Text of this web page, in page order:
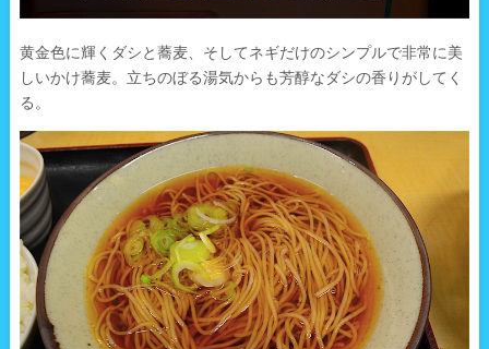
黄金色に輝くダシと蕎麦、そしてネギだけのシンプルで非常に美
しいかけ蕎麦。立ちのぼる湯気からも芳醇なダシの香りがしてく
る。